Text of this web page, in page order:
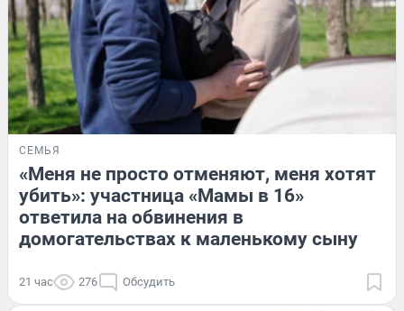
СЕМЬЯ
«Меня не просто отменяют, меня хотят
убить»: участница «Мамы в 16»
ответила на обвинения в
домогательствах к маленькому сыну
21 час 276 Обсудить